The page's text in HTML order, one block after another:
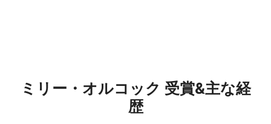
ミリー・オルコック 受賞&主な経
歴